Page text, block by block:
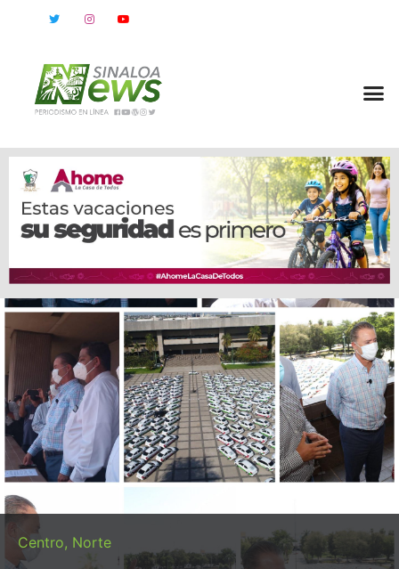
Centro, Norte